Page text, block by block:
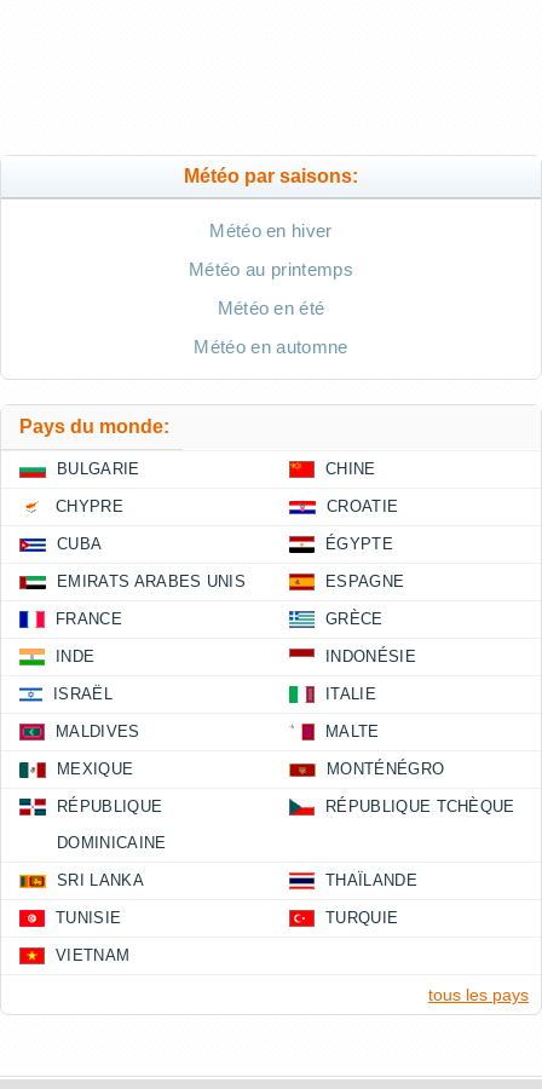
Météo par saisons:
Météo en hiver
Météo au printemps
Météo en été
Météo en automne
Pays du monde:
BULGARIE CHINE
CHYPRE CROATIE
CUBA ÉGYPTE
EMIRATS ARABES UNIS ESPAGNE
FRANCE GRÈCE
INDE INDONÉSIE
ISRAËL ITALIE
MALDIVES MALTE
MEXIQUE MONTÉNÉGRO
RÉPUBLIQUE
DOMINICAINE
RÉPUBLIQUE TCHÈQUE
SRI LANKA THAÏLANDE
TUNISIE TURQUIE
VIETNAM
tous les pays